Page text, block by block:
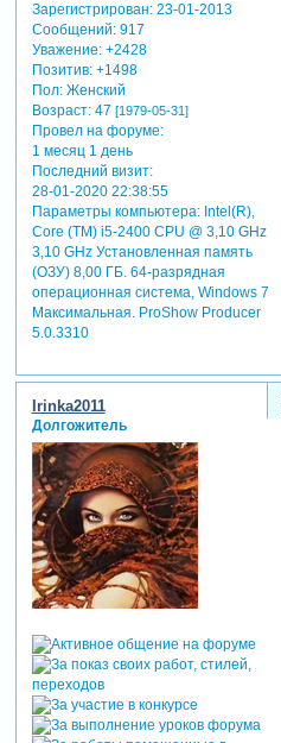
Зарегистрирован: 23-01-2013
Сообщений:917
Уважение: +2428
Позитив: +1498
Пол:Женский
Возраст:47 [1979-05-31]
Провел на форуме:
1 месяц 1 день
Последний визит:
28-01-2020 22:38:55
Параметры компьютера:Intel(R),
Core (TM) i5-2400 CPU @ 3,10 GHz
3,10 GHz Установленная память
(ОЗУ) 8,00 ГБ. 64-разрядная
операционная система, Windows 7
Максимальная. ProShow Producer
5.0.3310
Irinka2011
Долгожитель